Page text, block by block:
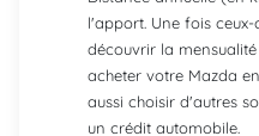
l'apport. Une fois
découvrir la
acheter votre Mazda
aussi choisir d'autres
un crédit automobile.